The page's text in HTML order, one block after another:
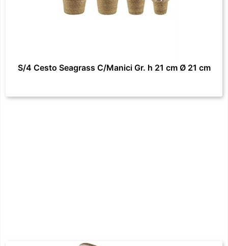
S/4 Cesto Seagrass C/Manici Gr. h 21 cm Ø 21 cm